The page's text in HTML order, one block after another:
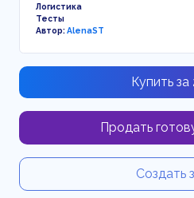
Логистика
Тесты
Автор:AlenaST
Купить за
Продать
Создать